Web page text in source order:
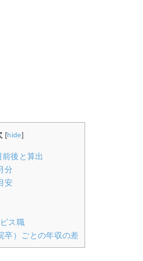
[hide]
後と算出
分
安
ス職
卒）ごとの年収の差